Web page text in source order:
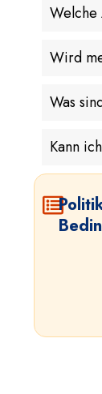
Welche
Wird
Was
Kann